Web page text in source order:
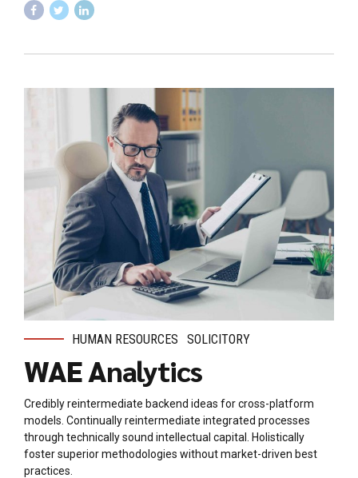
HUMAN RESOURCES SOLICITORY
WAE Analytics
Credibly reintermediate backend ideas for cross-platform
models. Continually reintermediate integrated processes
through technically sound intellectual capital. Holistically
foster superior methodologies without market-driven best
practices.